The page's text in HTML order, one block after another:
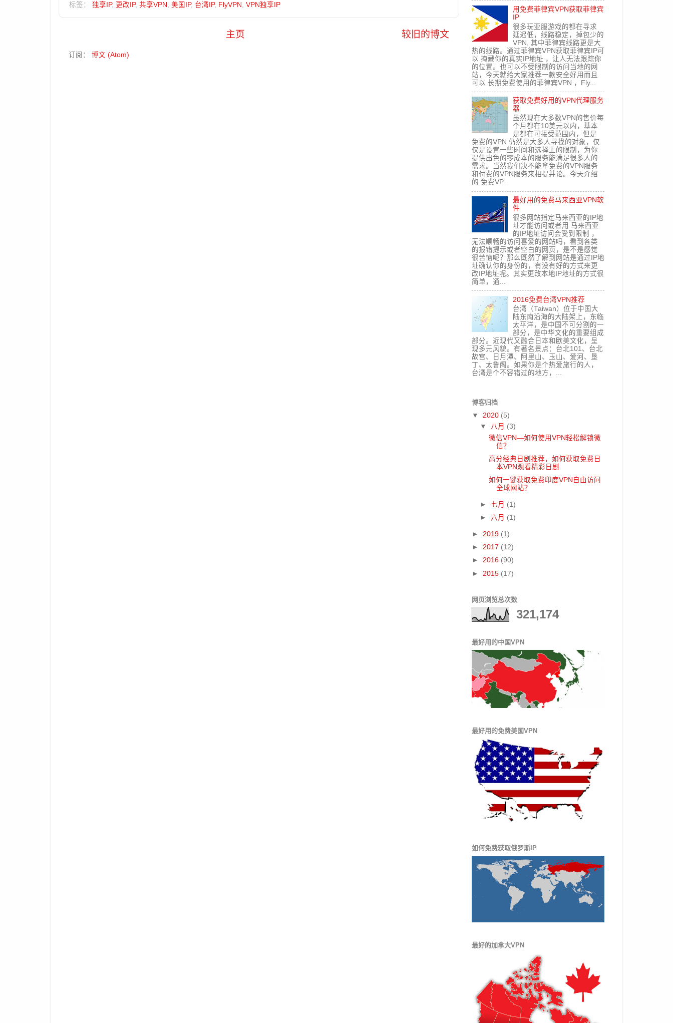
标签： 独享IP, 更改IP, 共享VPN 美国IP, 台湾IP, FlyVPN VPN独享IP
较旧的博文
主页
订阅： 博文 (Atom)
用免费菲律宾VPN获取菲律宾
IP
很多玩亚服游戏的都在寻求
延迟低，线路稳定，掉包少的
VPN, 其中菲律宾线路更是大
热的线路。通过菲律宾VPN获取菲律宾IP可
以 掩藏你的真实IP地址 ，让人无法跟踪你
的位置。也可以不受限制的访问当地的网
站，今天就给大家推荐一款安全好用而且
可以 长期免费使用的菲律宾VPN ，Fly...
获取免费好用的VPN代理服务
器
虽然现在大多数VPN的售价每
个月都在10美元以内，基本
是都在可接受范围内，但是
免费的VPN 仍然是大多人寻找的对象，仅
仅是设置一些时间和选择上的限制，为你
提供出色的零成本的服务能满足很多人的
需求。当然我们决不能拿免费的VPN服务
和付费的VPN服务来相提并论。今天介绍
的 免费VP...
最好用的免费马来西亚VPN软
件
很多网站指定马来西亚的IP地
址才能访问或者用 马来西亚
的IP地址访问会受到限制 ，
无法顺畅的访问喜爱的网站吗，看到各类
的报错提示或者空白的网页，是不是感觉
很苦恼呢？那么既然了解到网站是通过IP地
址确认你的身份的，有没有好的方式来更
改IP地址呢。其实更改本地IP地址的方式很
简单，通...
2016免费台湾VPN推荐
台湾（Taiwan）位于中国大
陆东南沿海的大陆架上，东临
太平洋，是中国不可分割的一
部分，是中华文化的重要组成
部分。近现代又融合日本和欧美文化，呈
现多元风貌。有著名景点：台北101、台北
故宫、日月潭、阿里山、玉山、爱河、垦
丁、太鲁阁。如果你是个热爱旅行的人，
台湾是个不容错过的地方，...
博客归档
▼ 2020 (5)
▼ 八月 (3)
微信VPN—如何使用VPN轻松解锁微
信？
高分经典日剧推荐，如何获取免费日
本VPN观看精彩日剧
如何一键获取免费印度VPN自由访问
全球网站？
►七月 (1)
►六月 (1)
► 2019 (1)
► 2017 (12)
► 2016 (90)
► 2015 (17)
网页浏览总次数
321,174
最好用的中国VPN
最好用的免费美国VPN
如何免费获取俄罗斯IP
最好的加拿大VPN